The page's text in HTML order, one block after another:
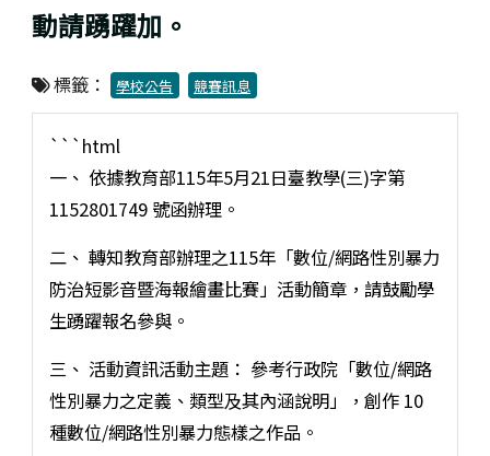
動請踴躍加。
標籤： 學校公告 競賽訊息
```html
一、 依據教育部115年5月21日臺教學(三)字第
1152801749 號函辦理。
二、 轉知教育部辦理之115年「數位/網路性別暴力
防治短影音暨海報繪畫比賽」活動簡章，請鼓勵學
生踴躍報名參與。
三、 活動資訊活動主題： 參考行政院「數位/網路
性別暴力之定義、類型及其內涵說明」，創作 10
種數位/網路性別暴力態樣之作品。